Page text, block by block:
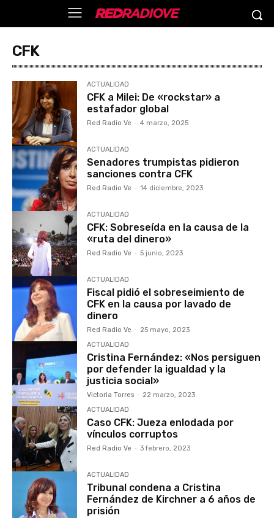
CFK
ACTUALIDAD
CFK a Milei: De «rockstar» a
estafador global
Red Radio Ve - 4 marzo, 2025
ACTUALIDAD
Senadores trumpistas pidieron
sanciones contra CFK
Red Radio Ve - 14 diciembre, 2023
ACTUALIDAD
CFK: Sobreseída en la causa de la
«ruta del dinero»
Red Radio Ve - 5 junio, 2023
ACTUALIDAD
Fiscal pidió el sobreseimiento de
CFK en la causa por lavado de
dinero
Red Radio Ve - 25 mayo, 2023
ACTUALIDAD
Cristina Fernández: «Nos persiguen
por defender la igualdad y la
justicia social»
Victoria Torres - 22 marzo, 2023
ACTUALIDAD
Caso CFK: Jueza enlodada por
vínculos corruptos
Red Radio Ve - 3 febrero, 2023
ACTUALIDAD
Tribunal condena a Cristina
Fernández de Kirchner a 6 años de
prisión